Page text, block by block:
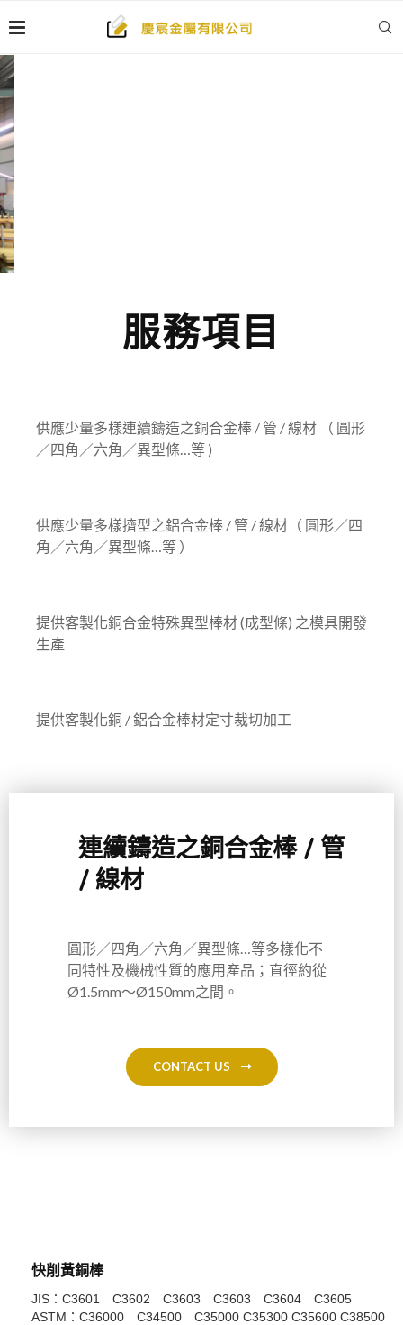
服務項目
供應少量多樣連續鑄造之銅合金棒 / 管 / 線材 （ 圓形
／四角／六角／異型條…等 )
供應少量多樣擠型之鋁合金棒 / 管 / 線材（ 圓形／四
角／六角／異型條…等 ）
提供客製化銅合金特殊異型棒材 (成型條) 之模具開發
生產
提供客製化銅 / 鋁合金棒材定寸裁切加工
連續鑄造之銅合金棒 / 管
/ 線材
圓形／四角／六角／異型條…等多樣化不
同特性及機械性質的應用產品；直徑約從
Ø1.5mm～Ø150mm之間。
CONTACT US
快削黃銅棒
JIS：C3601 C3602 C3603 C3603 C3604 C3605
ASTM：C36000 C34500 C35000 C35300 C35600 C38500